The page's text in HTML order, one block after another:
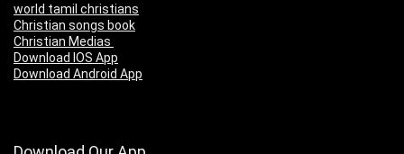
world tamil christians
Christian songs book
Christian Medias
Download IOS App
Download Android App